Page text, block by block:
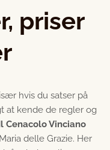
priser
hvis du satser på
at kende de regler og
Cenacolo Vinciano
delle Grazie. Her